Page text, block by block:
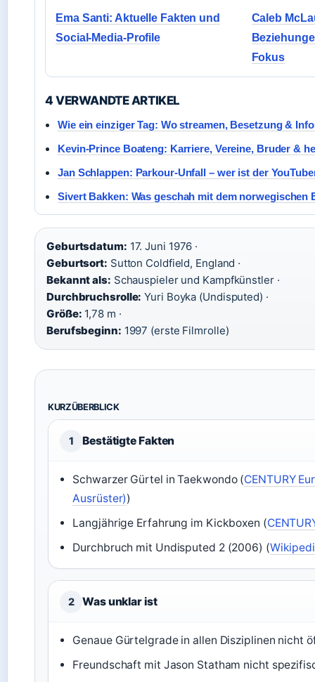
Ema Santi: Aktuelle Fakten und
Social-Media-Profile
Caleb
Fokus
4 VERWANDTE ARTIKEL
Wie ein einziger Tag: Wo streamen, Besetzung &
Kevin-Prince Boateng: Karriere, Vereine, Bruder &
Jan Schlappen: Parkour-Unfall – wer ist der
Sivert Bakken: Was geschah mit dem norwegischen
Geburtsdatum: 17. Juni 1976 ·
Geburtsort: Sutton Coldfield, England ·
Bekannt als: Schauspieler und Kampfkünstler ·
Durchbruchsrolle: Yuri Boyka (Undisputed) ·
Größe: 1,78 m ·
Berufsbeginn: 1997 (erste Filmrolle)
KURZÜBERBLICK
1 Bestätigte Fakten
Schwarzer Gürtel in Taekwondo (CENTURY
Ausrüster))
Langjährige Erfahrung im Kickboxen (
Durchbruch mit Undisputed 2 (2006) (
2 Was unklar ist
Genaue Gürtelgrade in allen Disziplinen nicht
Freundschaft mit Jason Statham nicht